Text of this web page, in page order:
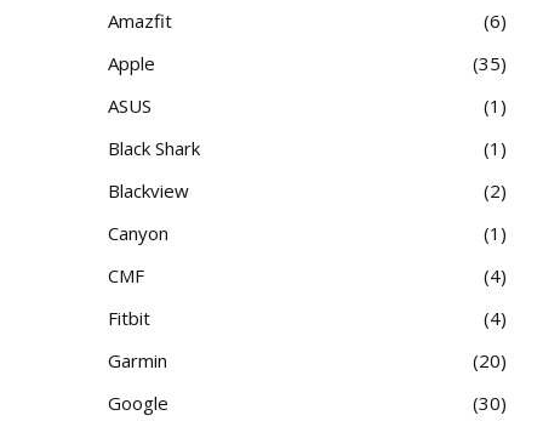
Amazfit
6
Apple
35
ASUS
1
Black Shark
1
Blackview
2
Canyon
1
CMF
4
Fitbit
4
Garmin
20
Google
30